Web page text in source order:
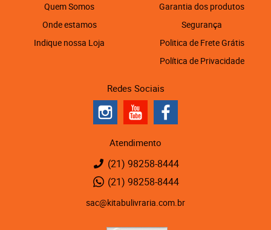
Quem Somos
Onde estamos
Indique nossa Loja
Garantia dos produtos
Segurança
Politica de Frete Grátis
Política de Privacidade
Redes Sociais
Atendimento
(21) 98258-8444
(21) 98258-8444
sac@kitabulivraria.com.br